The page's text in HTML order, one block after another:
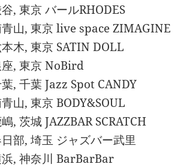
, 東京 バールRHODES
山, 東京 live space ZIMAGINE
木, 東京 SATIN DOLL
, 東京 NoBird
, 千葉 Jazz Spot CANDY
山, 東京 BODY&SOUL
, 茨城 JAZZBAR SCRATCH
部, 埼玉 ジャズバー武里
, 神奈川 BarBarBar